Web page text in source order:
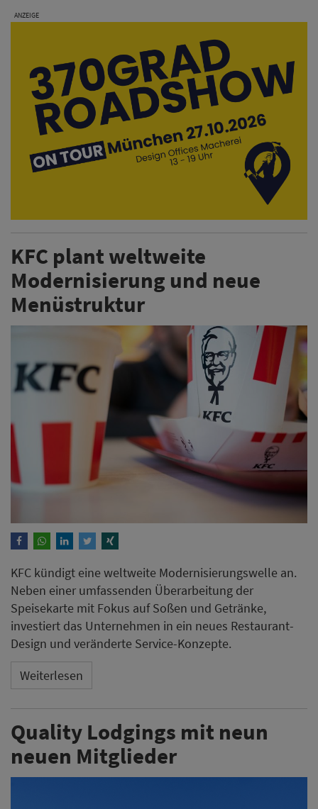
ANZEIGE
KFC plant weltweite
Modernisierung und neue
Menüstruktur
KFC kündigt eine weltweite Modernisierungswelle an.
Neben einer umfassenden Überarbeitung der
Speisekarte mit Fokus auf Soßen und Getränke,
investiert das Unternehmen in ein neues Restaurant-
Design und veränderte Service-Konzepte.
Weiterlesen
Quality Lodgings mit neun
neuen Mitglieder